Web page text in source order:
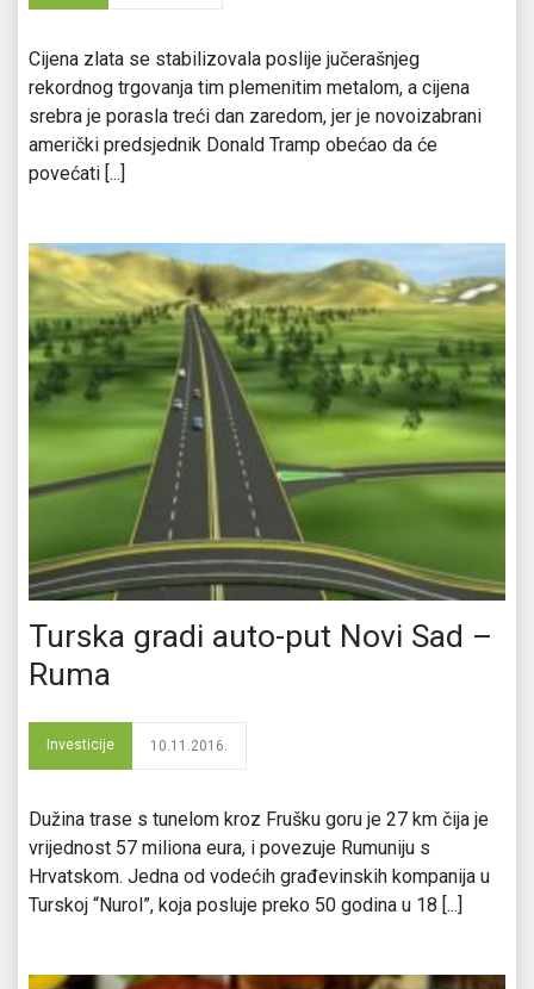
Cijena zlata se stabilizovala poslije jučerašnjeg
rekordnog trgovanja tim plemenitim metalom, a cijena
srebra je porasla treći dan zaredom, jer je novoizabrani
američki predsjednik Donald Tramp obećao da će
povećati [...]
Turska gradi auto-put Novi Sad –
Ruma
Investicije 10.11.2016.
Dužina trase s tunelom kroz Frušku goru je 27 km čija je
vrijednost 57 miliona eura, i povezuje Rumuniju s
Hrvatskom. Jedna od vodećih građevinskih kompanija u
Turskoj “Nurol”, koja posluje preko 50 godina u 18 [...]